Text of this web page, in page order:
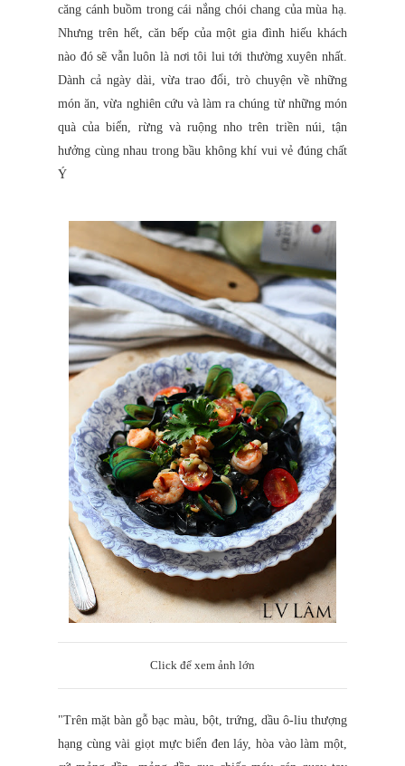
căng cánh buồm trong cái nắng chói chang của mùa hạ.
Nhưng trên hết, căn bếp của một gia đình hiếu khách
nào đó sẽ vẫn luôn là nơi tôi lui tới thường xuyên nhất.
Dành cả ngày dài, vừa trao đổi, trò chuyện về những
món ăn, vừa nghiên cứu và làm ra chúng từ những món
quà của biển, rừng và ruộng nho trên triền núi, tận
hưởng cùng nhau trong bầu không khí vui vẻ đúng chất
Ý
Click để xem ảnh lớn
"Trên mặt bàn gỗ bạc màu, bột, trứng, dầu ô-liu thượng
hạng cùng vài giọt mực biển đen láy, hòa vào làm một,